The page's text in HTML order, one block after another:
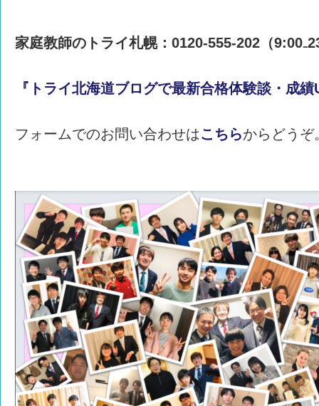
家庭教師のトライ札幌：0120-555-202（
『トライ北海道ブログで最新合格体験談・成
フォームでのお問い合わせはこちらからどうぞ